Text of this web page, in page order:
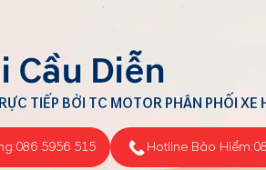
Cầu Diễn
TIẾP BỞI TC MOTOR PHÂN PHỐI
086 5956 515 Hotline Bảo Hiểm: